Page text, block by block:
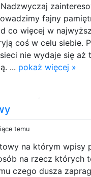
fajny
co więcej w
coś w celu siebie.
nie wydaje się aż
... pokaż więcej »
temu
na którym wpisy
na rzecz których
czego dusza